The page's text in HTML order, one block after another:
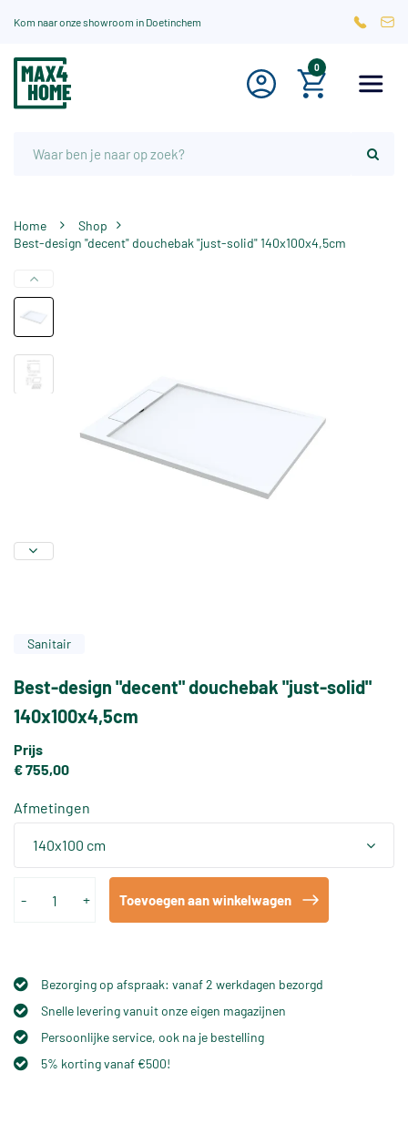
Kom naar onze showroom in Doetinchem
0
Home
Shop
Best-design "decent" douchebak "just-solid" 140x100x4,5cm
Sanitair
Best-design "decent" douchebak "just-solid"
140x100x4,5cm
Prijs
€ 755,00
Afmetingen
140x100 cm
- + Toevoegen aan winkelwagen
Bezorging op afspraak: vanaf 2 werkdagen bezorgd
Snelle levering vanuit onze eigen magazijnen
Persoonlijke service, ook na je bestelling
5% korting vanaf €500!